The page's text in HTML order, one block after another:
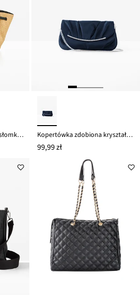
Torba shopper w optyce słomkowej Kopertówka zdobiona kryształkami
99,99 zł